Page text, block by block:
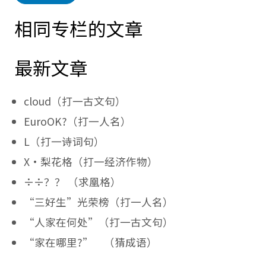
相同专栏的文章
最新文章
cloud（打一古文句）
EuroOK?（打一人名）
L（打一诗词句）
X·梨花格（打一经济作物）
÷÷？？ （求凰格）
“三好生”光荣榜（打一人名）
“人家在何处”（打一古文句）
“家在哪里?” （猜成语）